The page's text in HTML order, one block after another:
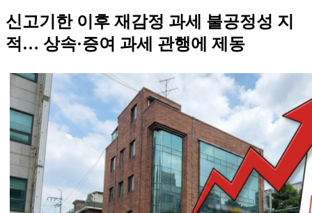
신고기한 이후 재감정 과세 불공정성 지
적… 상속·증여 과세 관행에 제동